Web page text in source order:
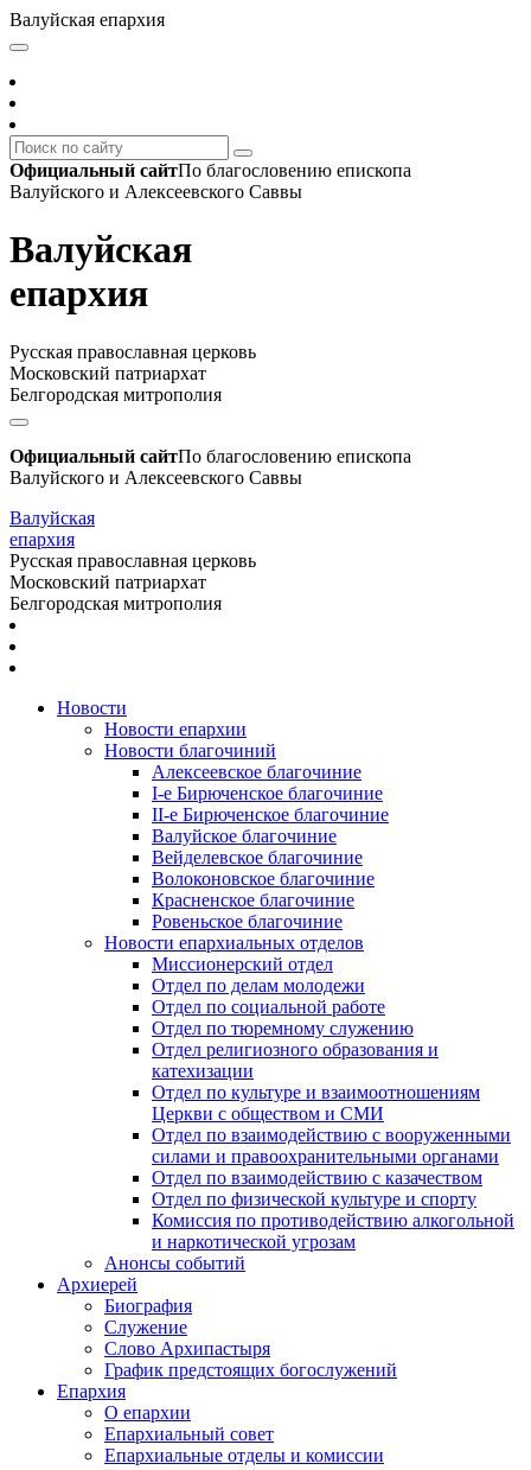
Валуйская епархия
Официальный сайтПо благословению епископа
Валуйского и Алексеевского Саввы
Валуйская
епархия
Русская православная церковь
Московский патриархат
Белгородская митрополия
Официальный сайтПо благословению епископа
Валуйского и Алексеевского Саввы
Валуйская
епархия
Русская православная церковь
Московский патриархат
Белгородская митрополия
Новости
Новости епархии
Новости благочиний
Алексеевское благочиние
I-е Бирюченское благочиние
II-е Бирюченское благочиние
Валуйское благочиние
Вейделевское благочиние
Волоконовское благочиние
Красненское благочиние
Ровеньское благочиние
Новости епархиальных отделов
Миссионерский отдел
Отдел по делам молодежи
Отдел по социальной работе
Отдел по тюремному служению
Отдел религиозного образования и
катехизации
Отдел по культуре и взаимоотношениям
Церкви с обществом и СМИ
Отдел по взаимодействию с вооруженными
силами и правоохранительными органами
Отдел по взаимодействию с казачеством
Отдел по физической культуре и спорту
Комиссия по противодействию алкогольной
и наркотической угрозам
Анонсы событий
Архиерей
Биография
Служение
Слово Архипастыря
График предстоящих богослужений
Епархия
О епархии
Епархиальный совет
Епархиальные отделы и комиссии